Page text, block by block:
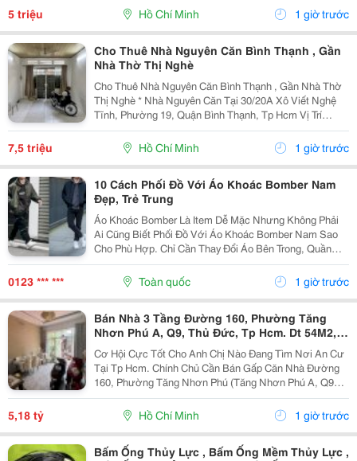
Terramaster F2-210 Là Lựa Chọn Phù Hợp Cho Cá
Nhân, Gia...
5 triệu Hồ Chí Minh 1 giờ trước
Cho Thuê Nhà Nguyên Căn Bình Thạnh , Gần
Nhà Thờ Thị Nghè
Cho Thuê Nhà Nguyên Căn Bình Thạnh , Gần Nhà Thờ
Thị Nghè * Nhà Nguyên Căn Tại 30/20A Xô Viết Nghệ
Tĩnh, Phường 19, Quận Bình Thạnh, Tp Hcm Vị Trí
Thuận Tiện, Khu Dân Cư Hiện Hữu, Di Chuyển Nhanh
Sang Trung Tâm. * Diện Tích 57M&Sup2; ( Ngang 4M,...
7,5 triệu Hồ Chí Minh 1 giờ trước
10 Cách Phối Đồ Với Áo Khoác Bomber Nam
Đẹp, Trẻ Trung
Áo Khoác Bomber Là Item Dễ Mặc Nhưng Không Phải
Ai Cũng Biết Phối Đồ Với Áo Khoác Bomber Nam Sao
Cho Phù Hợp. Chỉ Cần Thay Đổi Áo Bên Trong, Quần
Hoặc Giày, Bạn Đã Có Thể Tạo Nên Nhiều Outfit Khác
Nhau Để Đi Làm, Dạo Phố Hay Gặp Gỡ Bạn Bè. Trong...
0123 *** *** Toàn quốc 1 giờ trước
Bán Nhà 3 Tầng Đường 160, Phường Tăng
Nhơn Phú A, Q9, Thủ Đức, Tp Hcm. Dt 54M2,
Sổ Hồng Riêng. Giá 5,18 Tỷ
Cơ Hội Cực Tốt Cho Anh Chị Nào Đang Tìm Nơi An Cư
Tại Tp Hcm. Chính Chủ Cần Bán Gấp Căn Nhà Đường
160, Phường Tăng Nhơn Phú (Tăng Nhơn Phú A, Q9
Cũ). Vị Trí Nhà Nằm Trong Khu Dân Cư Ổn Định, Giao
Thông Thuận Tiện Chỉ Vài Bước Là Ra Lã Xuân Oai,
5,18 tỷ Hồ Chí Minh 1 giờ trước
Bấm Ống Thủy Lực , Bấm Ống Mềm Thủy Lực ,